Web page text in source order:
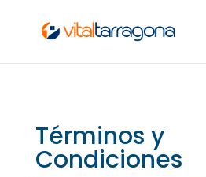
Términos y
Condiciones